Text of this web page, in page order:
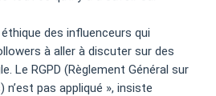
des influenceurs qui
à aller à discuter sur des
Le RGPD (Règlement Général sur
pas appliqué », insiste